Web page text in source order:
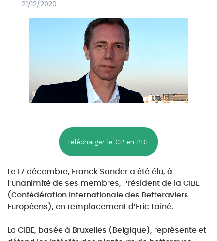
21/12/2020
Télécharger le CP en PDF
Le 17 décembre, Franck Sander a été élu, à
l’unanimité de ses membres, Président de la CIBE
(Confédération internationale des Betteraviers
Européens), en remplacement d’Eric Lainé.
La CIBE, basée à Bruxelles (Belgique), représente et